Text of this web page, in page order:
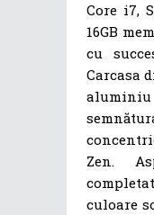
Core i7,
16GB
cu
Carcasa
Zen.
culoare